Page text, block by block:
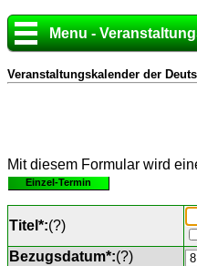
Menu -
Veranstaltungskalender der
Mit diesem Formular wird
Einzel-Termin
Titel*:(?)
Bezugsdatum*:(?)